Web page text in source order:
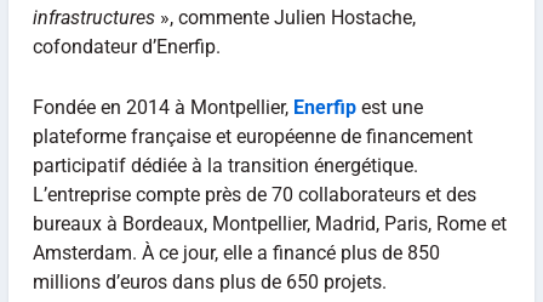
infrastructures», commente Julien Hostache,
cofondateur d’Enerfip.
Fondée en 2014 à Montpellier, Enerfip est une
plateforme française et européenne de financement
participatif dédiée à la transition énergétique.
L’entreprise compte près de 70 collaborateurs et des
bureaux à Bordeaux, Montpellier, Madrid, Paris, Rome et
Amsterdam. À ce jour, elle a financé plus de 850
millions d’euros dans plus de 650 projets.